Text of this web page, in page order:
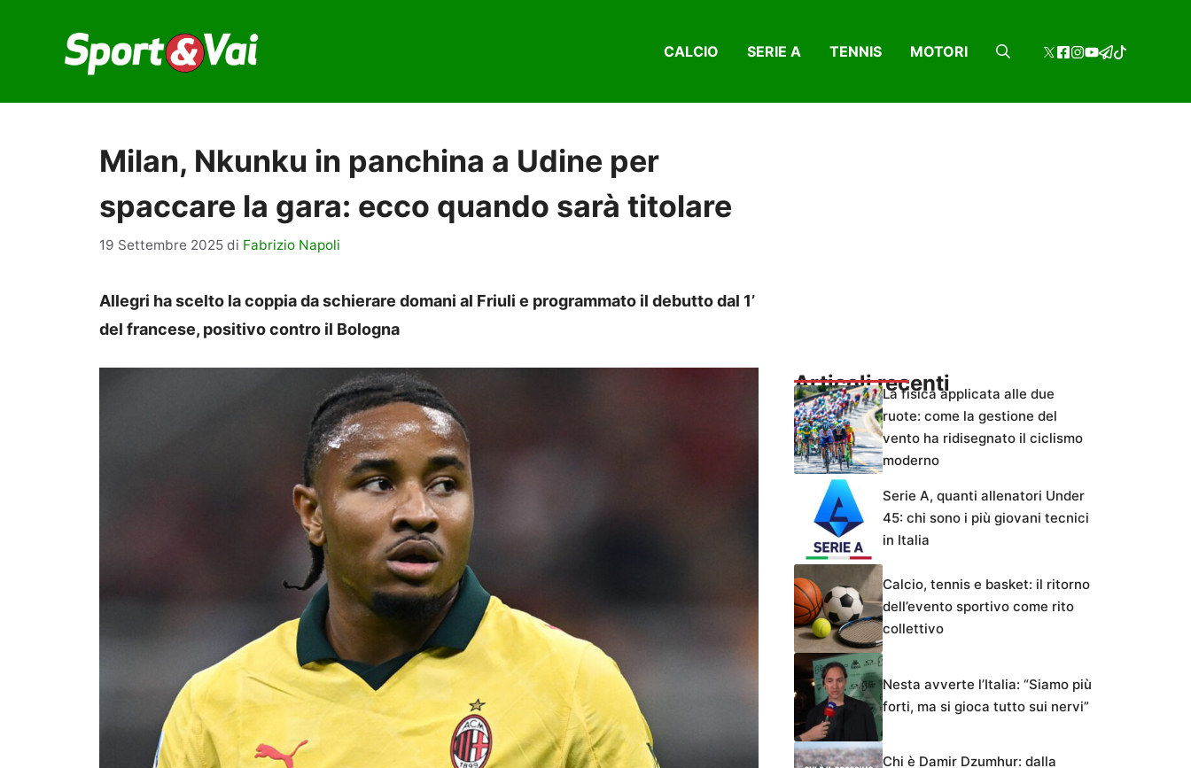
contenuto
CALCIO SERIE A TENNIS MOTORI
Milan, Nkunku in panchina a Udine per
spaccare la gara: ecco quando sarà titolare
19 Settembre 2025 di Fabrizio Napoli
Allegri ha scelto la coppia da schierare domani al Friuli e programmato il debutto dal 1’
del francese, positivo contro il Bologna
Articoli recentiLa fisica applicata alle due
ruote: come la gestione del
vento ha ridisegnato il ciclismo
moderno
Serie A, quanti allenatori Under
45: chi sono i più giovani tecnici
in Italia
Calcio, tennis e basket: il ritorno
dell’evento sportivo come rito
collettivo
Nesta avverte l’Italia: “Siamo più
forti, ma si gioca tutto sui nervi”
Chi è Damir Dzumhur: dalla